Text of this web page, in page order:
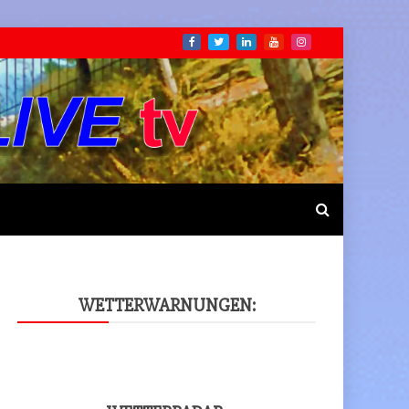
WET­TER­WAR­NUN­GEN: